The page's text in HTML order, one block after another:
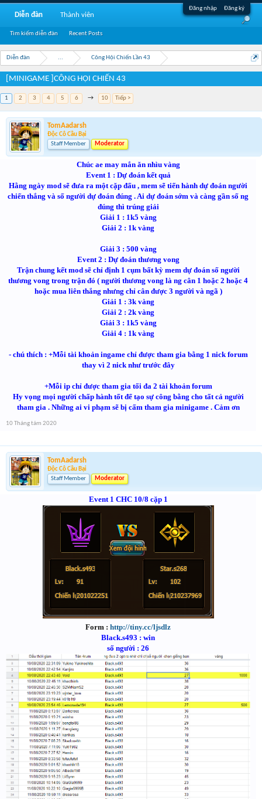
Đăng nhập Đăng ký
Diễn đàn ... Công Hội Chiến Lần 43
[MINIGAME ]CÔNG HỘI CHIẾN 43
1 2 3 4 5 6 → 10 Tiếp >
TomAadarsh
Độc Cô Cầu Bại
Staff Member
Moderator
Chúc ae may mắn ăn nhìu vàng
Event 1 : Dự đoán kết quả
Hằng ngày mod sẽ đưa ra một cặp đấu , mem sẽ tiến hành dự đoán người
chiến thắng và số người dự đoán đúng . Ai dự đoán sớm và càng gần số ng
đúng thì trúng giải
Giải 1 : 1k5 vàng
Giải 2 : 1k vàng
Giải 3 : 500 vàng
Event 2 : Dự đoán thương vong
Trận chung kết mod sẽ chỉ định 1 cụm bất kỳ mem dự đoán số người
thương vong trong trận đó ( người thương vong là ng cân 1 hoặc 2 hoặc 4
hoặc mua liên thắng nhưng chỉ cân được 3 người và ngã )
Giải 1 : 3k vàng
Giải 2 : 2k vàng
Giải 3 : 1k5 vàng
Giải 4 : 1k vàng
- chú thích : +Mỗi tài khoản ingame chỉ được tham gia bằng 1 nick forum
thay vì 2 nick như trước đây
+Mỗi ip chỉ được tham gia tối đa 2 tài khoản forum
Hy vọng mọi người chấp hành tốt để tạo sự công bằng cho tất cả người
tham gia . Những ai vi phạm sẽ bị cấm tham gia minigame . Cảm ơn
10 Tháng tám 2020
TomAadarsh
Độc Cô Cầu Bại
Staff Member
Moderator
Event 1 CHC 10/8 cặp 1
Form : http://tiny.cc/ljsdlz
Black.s493 : win
số người : 26
Diễn đàn
Tìm kiếm diễn đàn Recent Posts
Thành viên